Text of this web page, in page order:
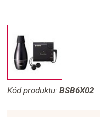
Kód produktu: BSB6X02